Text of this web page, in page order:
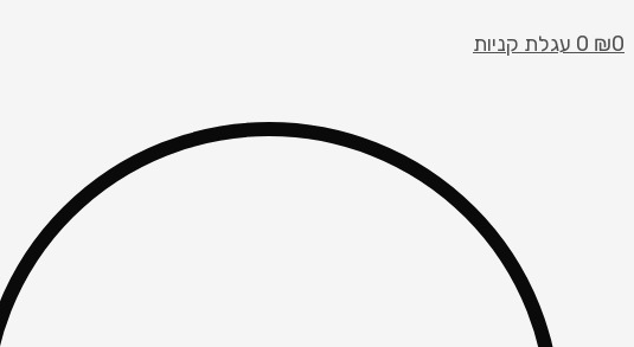
₪0
0 עגלת קניות